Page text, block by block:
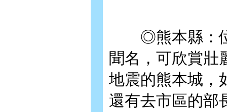
◎熊本縣：位
聞名，可欣賞壯
地震的熊本城，
還有去市區的部